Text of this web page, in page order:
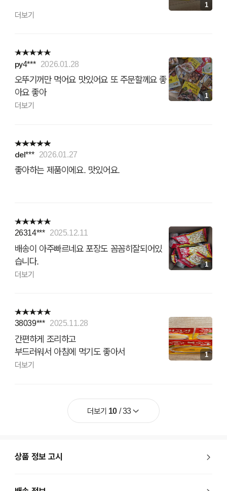
더보기
1
py4*** 2026.01.28
오뚜기꺼만 먹어요 맛있어요 또 주문할께요 좋
아요 좋아
더보기
1
del*** 2026.01.27
좋아하는 제품이에요. 맛있어요.
26314*** 2025.12.11
배송이 아주빠르네요 포장도 꼼꼼히잘되어있
습니다.
더보기
1
38039*** 2025.11.28
간편하게 조리하고
부드러워서 아침에 먹기도 좋아서
넉넉하게 여러종류 구입했네요
더보기
1
더보기 10/33
상품 정보 고시